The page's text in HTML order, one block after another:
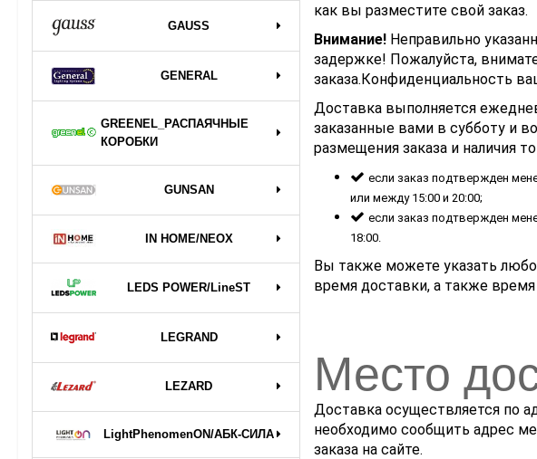
GAUSS
GENERAL
GREENEL_РАСПАЯЧНЫЕ
КОРОБКИ
GUNSAN
IN HOME/NEOX
LEDS POWER/LineST
LEGRAND
LEZARD
LightPhenomenON/АБК-СИЛА
как вы разместите свой заказ.
Внимание! Неправильно
задержке! Пожалуйста,
заказа.Конфиденциальность
Доставка выполняется
заказанные вами в субботу и
размещения заказа и наличия
если заказ подтвержден
или между 15:00 и 20:00;
если заказ подтвержден
18:00.
Вы также можете указать
время доставки, а также
Место
Доставка осуществляется по
необходимо сообщить адрес
заказа на сайте.